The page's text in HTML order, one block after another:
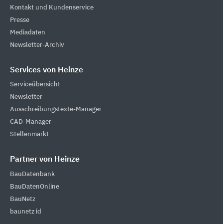
Kontakt und Kundenservice
Presse
Mediadaten
Newsletter-Archiv
Services von Heinze
Serviceübersicht
Newsletter
Ausschreibungstexte-Manager
CAD-Manager
Stellenmarkt
Partner von Heinze
BauDatenbank
BauDatenOnline
BauNetz
baunetz id